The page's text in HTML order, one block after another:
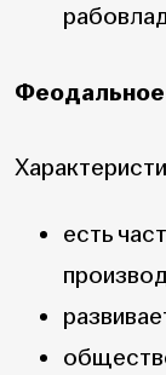
Феодальное
есть